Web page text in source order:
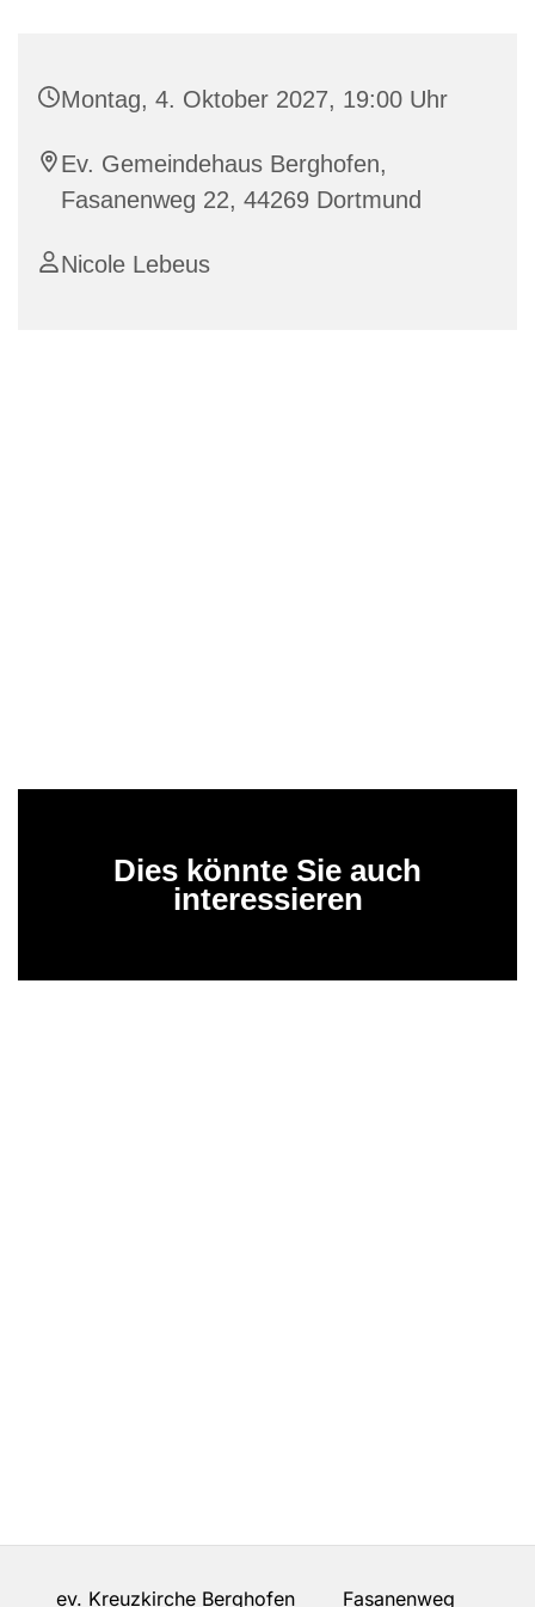
Montag, 4. Oktober 2027, 19:00 Uhr
Ev. Gemeindehaus Berghofen,
Fasanenweg 22, 44269 Dortmund
Nicole Lebeus
Dies könnte Sie auch
interessieren
ev. Kreuzkirche Berghofen Fasanenweg